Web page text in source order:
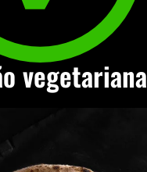
vegetariana